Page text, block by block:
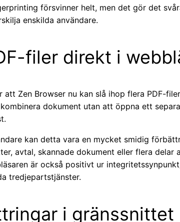
försvinner helt, men det gör det
enskilda användare.
filer direkt i
att Zen Browser nu kan slå ihop flera PDF-
dokument utan att öppna ett
kan detta vara en mycket smidig
avtal, skannade dokument eller flera delar
är också positivt ur
tredjepartstjänster.
i gränssnittet